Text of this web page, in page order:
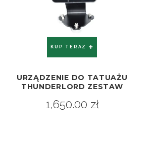
ZOBACZ
KUP TERAZ
URZĄDZENIE DO TATUAŻU
THUNDERLORD ZESTAW
1,650.00 zł